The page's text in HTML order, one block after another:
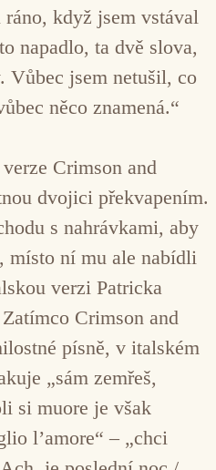
když jsem vstával
napadlo, ta dvě slova,
Vůbec jsem netušil, co
něco znamená.“
Crimson and
dvojici překvapením.
s nahrávkami, aby
místo ní mu ale nabídli
verzi Patricka
Crimson and
písně, v italském
„sám zemřeš,
si muore je však
l’amore“ – „chci